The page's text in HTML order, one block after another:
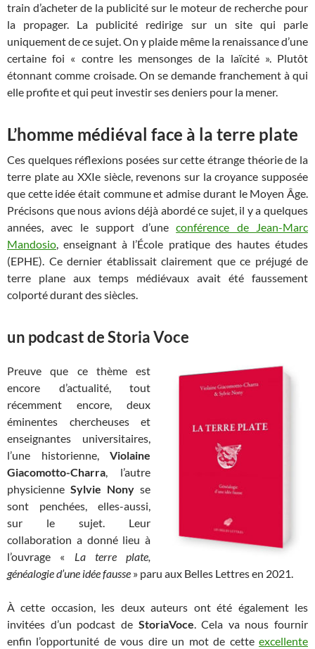
train d’acheter de la publicité sur le moteur de recherche pour
la propager. La publicité redirige sur un site qui parle
uniquement de ce sujet. On y plaide même la renaissance d’une
certaine foi « contre les mensonges de la laïcité ». Plutôt
étonnant comme croisade. On se demande franchement à qui
elle profite et qui peut investir ses deniers pour la mener.
L’homme médiéval face à la terre plate
Ces quelques réflexions posées sur cette étrange théorie de la
terre plate au XXIe siècle, revenons sur la croyance supposée
que cette idée était commune et admise durant le Moyen Âge.
Précisons que nous avions déjà abordé ce sujet, il y a quelques
années, avec le support d’uneconférence de Jean-Marc
Mandosio, enseignant à l’École pratique des hautes études
(EPHE). Ce dernier établissait clairement que ce préjugé de
terre plane aux temps médiévaux avait été faussement
colporté durant des siècles.
un podcast de Storia Voce
Preuve que ce thème est
encore d’actualité, tout
récemment encore, deux
éminentes chercheuses et
enseignantes universitaires,
l’une historienne, Violaine
Giacomotto-Charra, l’autre
physicienne Sylvie Nony se
sont penchées, elles-aussi,
sur le sujet. Leur
collaboration a donné lieu à
l’ouvrage « La terre plate,
généalogie d’une idée fausse » paru aux Belles Lettres en 2021.
À cette occasion, les deux auteurs ont été également les
invitées d’un podcast de StoriaVoce. Cela va nous fournir
enfin l’opportunité de vous dire un mot de cette excellente